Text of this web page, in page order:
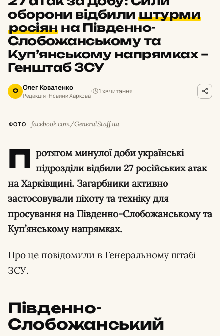
оборони відбилиштурми
росіянна Південно-
Слобожанському та
Куп’янському напрямках –
Генштаб ЗСУ
О Олег Коваленко
Редакція · Новини Харкова
1 хв читання
ФОТО facebook.com/GeneralStaff.ua
П ротягом минулої доби українські
підрозділи відбили 27 російських атак
на Харківщині. Загарбники активно
застосовували піхоту та техніку для
просування на Південно-Слобожанському та
Куп’янському напрямках.
Про це повідомили в Генеральному штабі
ЗСУ.
Південно-
Слобожанський